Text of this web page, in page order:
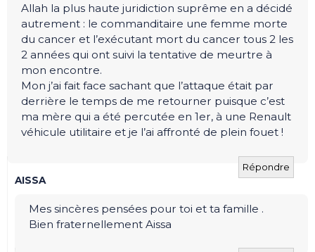
Allah la plus haute juridiction suprême en a décidé
autrement : le commanditaire une femme morte
du cancer et l’exécutant mort du cancer tous 2 les
2 années qui ont suivi la tentative de meurtre à
mon encontre.
Mon j’ai fait face sachant que l’attaque était par
derrière le temps de me retourner puisque c’est
ma mère qui a été percutée en 1er, à une Renault
véhicule utilitaire et je l’ai affronté de plein fouet !
Répondre
AISSA
Mes sincères pensées pour toi et ta famille .
Bien fraternellement Aissa